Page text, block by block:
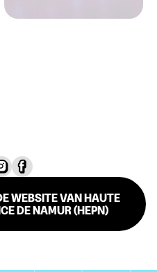
WEBSITE VAN HAUTE
DE NAMUR (HEPN)